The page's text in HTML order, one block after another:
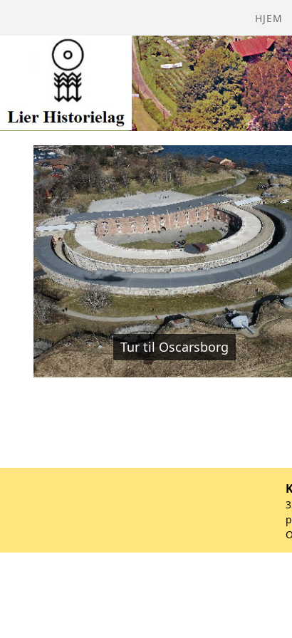
HJEM
Tur til Oscarsborg